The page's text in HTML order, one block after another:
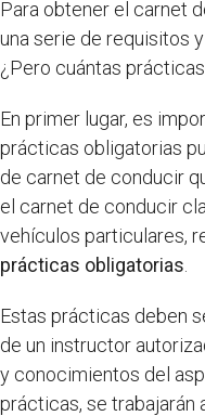
Para obtener el carnet
una serie de requisitos
¿Pero cuántas
En primer lugar, es
prácticas obligatorias
de carnet de conducir
el carnet de conducir
vehículos particulares,
prácticas obligatorias
Estas prácticas deben
de un instructor
y conocimientos del
prácticas, se trabajarán